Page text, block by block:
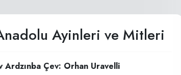
Ayinleri ve Mitleri
Ardzınba Çev: Orhan Uravelli